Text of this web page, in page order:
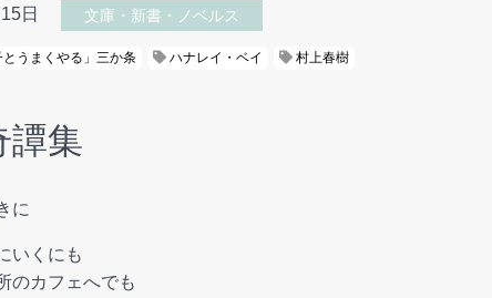
日 文庫・新書・ノベルス
とうまくやる」三か条 ハナレイ・ベイ 村上春樹
譚集
に
いくにも
のカフェへでも